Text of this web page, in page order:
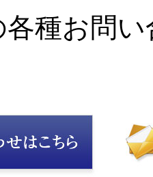
各種お問